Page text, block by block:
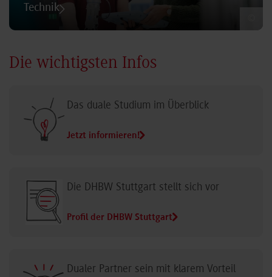
Technik
Die wichtigsten Infos
Das duale Studium im Überblick
Jetzt informieren!
Die DHBW Stuttgart stellt sich vor
Profil der DHBW Stuttgart
Dualer Partner sein mit klarem Vorteil